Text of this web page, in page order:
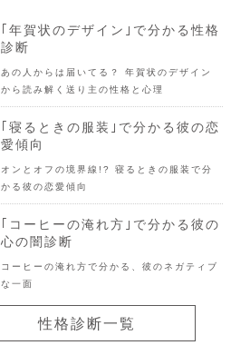
｢年賀状のデザイン｣で分かる性格
診断
あの人からは届いてる？ 年賀状のデザイン
から読み解く送り主の性格と心理
｢寝るときの服装｣で分かる彼の恋
愛傾向
オンとオフの境界線!? 寝るときの服装で分
かる彼の恋愛傾向
｢コーヒーの淹れ方｣で分かる彼の
心の闇診断
コーヒーの淹れ方で分かる、彼のネガティブ
な一面
性格診断一覧